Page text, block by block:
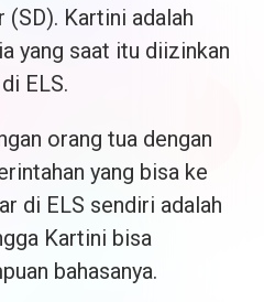
(SD). Kartini adalah
yang saat itu diizinkan
ELS.
orang tua dengan
yang bisa ke
di ELS sendiri adalah
Kartini bisa
bahasanya.